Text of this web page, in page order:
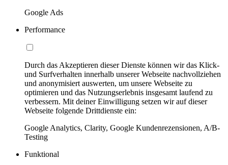
Google Ads
Performance
Durch das Akzeptieren dieser Dienste können wir das Klick-
und Surfverhalten innerhalb unserer Webseite nachvollziehen
und anonymisiert auswerten, um unsere Webseite zu
optimieren und das Nutzungserlebnis insgesamt laufend zu
verbessern. Mit deiner Einwilligung setzen wir auf dieser
Webseite folgende Drittdienste ein:
Google Analytics, Clarity, Google Kundenrezensionen, A/B-
Testing
Funktional